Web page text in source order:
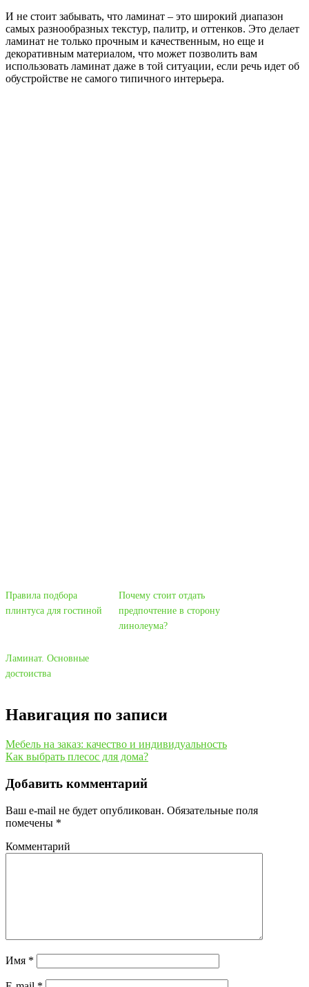
И не стоит забывать, что ламинат – это широкий диапазон
самых разнообразных текстур, палитр, и оттенков. Это делает
ламинат не только прочным и качественным, но еще и
декоративным материалом, что может позволить вам
использовать ламинат даже в той ситуации, если речь идет об
обустройстве не самого типичного интерьера.
Правила подбора
плинтуса для гостиной
Почему стоит отдать
предпочтение в сторону
линолеума?
Ламинат. Основные
достоиства
Навигация по записи
Мебель на заказ: качество и индивидуальность
Как выбрать плесос для дома?
Добавить комментарий
Ваш e-mail не будет опубликован. Обязательные поля
помечены *
Комментарий
Имя *